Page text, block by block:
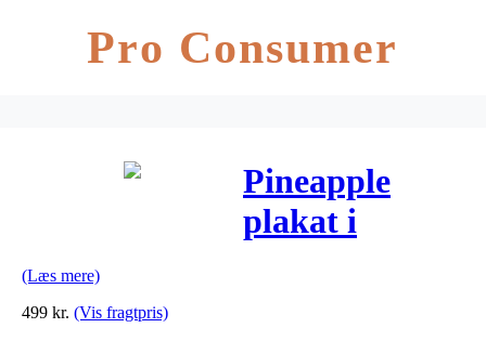
Pro Consumer
Pineapple
plakat i
(Læs mere)
499 kr. (Vis fragtpris)